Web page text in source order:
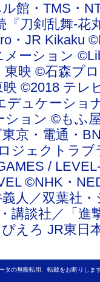
館・TMS・
『刀剣乱舞-
・JR
ーション
映 ©石森プ
映 ©2018 テ
デュケーシ
ョン ©もふ
京・電通・
ジェクトラ
/
©NHK・
人／双葉社
談社／「進
えろ JR東
タの無断転用、転載をお断りしま